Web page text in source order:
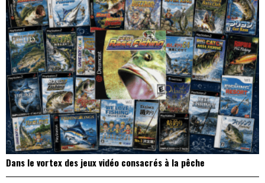
Dans le vortex des jeux vidéo consacrés à la pêche